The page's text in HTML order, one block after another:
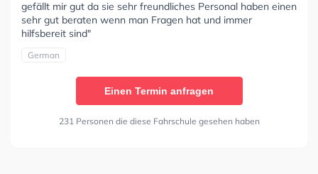
gefällt mir gut da sie sehr freundliches Personal haben einen
sehr gut beraten wenn man Fragen hat und immer
hilfsbereit sind"
German
Einen Termin anfragen
231 Personen die diese Fahrschule gesehen haben